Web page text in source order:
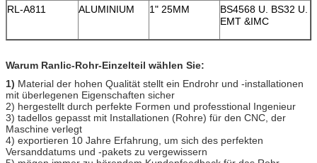
RL-A811
ALUMINIUM 1" 25MM
BS4568 U. BS32 U.
EMT &IMC
Warum Ranlic-Rohr-Einzelteil wählen Sie:
1) Material der hohen Qualität stellt ein Endrohr und -installationen
mit überlegenen Eigenschaften sicher
2) hergestellt durch perfekte Formen und professtional Ingenieur
3) tadellos gepasst mit Installationen (Rohre) für den CNC, der
Maschine verlegt
4) exportieren 10 Jahre Erfahrung, um sich des perfekten
Versanddatums und -pakets zu vergewissern